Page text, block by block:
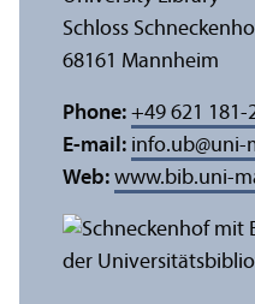
Schloss
68161 Mannheim
Phone: +49 621 181-
E-mail: info.ub@uni-
Web: www.bib.uni-